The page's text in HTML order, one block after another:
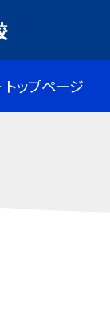
トップページ